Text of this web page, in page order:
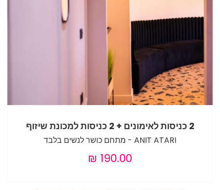
2 כניסות לאימונים + 2 כניסות למכונת שיזוף
ANIT ATARI - מתחם כושר לנשים בלבד